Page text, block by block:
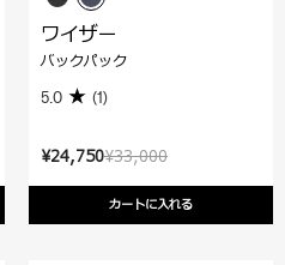
¥33,000
¥24,750
カートに入れる
ワイザー
バックパック
5.0 (1)